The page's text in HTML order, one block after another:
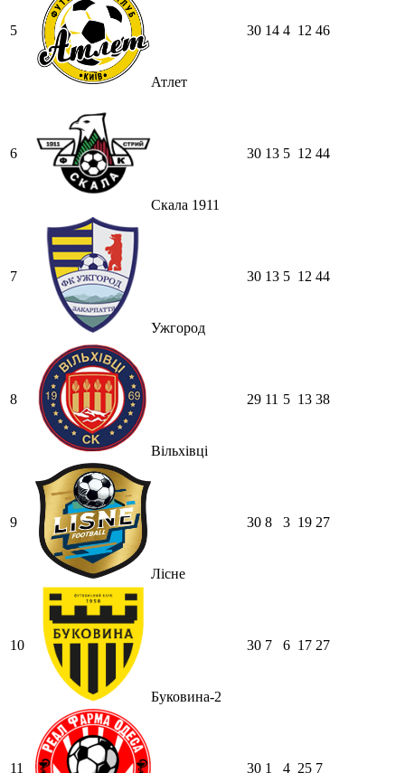
5
Атлет
30 14 4 12 46
6
Скала 1911
30 13 5 12 44
7
Ужгород
30 13 5 12 44
8
Вільхівці
29 11 5 13 38
9
Лісне
30 8 3 19 27
10
Буковина-2
30 7 6 17 27
11 30 1 4 25 7